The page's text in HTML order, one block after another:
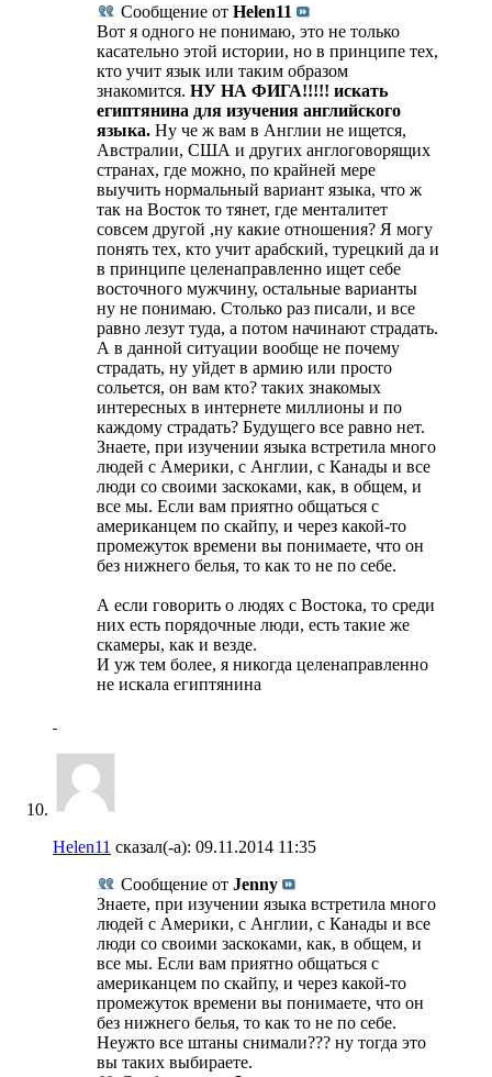
Сообщение от Helen11
Вот я одного не понимаю, это не только
касательно этой истории, но в принципе тех,
кто учит язык или таким образом
знакомится. НУ НА ФИГА!!!!! искать
египтянина для изучения английского
языка. Ну че ж вам в Англии не ищется,
Австралии, США и других англоговорящих
странах, где можно, по крайней мере
выучить нормальный вариант языка, что ж
так на Восток то тянет, где менталитет
совсем другой ,ну какие отношения? Я могу
понять тех, кто учит арабский, турецкий да и
в принципе целенаправленно ищет себе
восточного мужчину, остальные варианты
ну не понимаю. Столько раз писали, и все
равно лезут туда, а потом начинают страдать.
А в данной ситуации вообще не почему
страдать, ну уйдет в армию или просто
сольется, он вам кто? таких знакомых
интересных в интернете миллионы и по
каждому страдать? Будущего все равно нет.
Знаете, при изучении языка встретила много
людей с Америки, с Англии, с Канады и все
люди со своими заскоками, как, в общем, и
все мы. Если вам приятно общаться с
американцем по скайпу, и через какой-то
промежуток времени вы понимаете, что он
без нижнего белья, то как то не по себе.
А если говорить о людях с Востока, то среди
них есть порядочные люди, есть такие же
скамеры, как и везде.
И уж тем более, я никогда целенаправленно
не искала египтянина
Helen11 сказал(-а): 09.11.2014 11:35
Сообщение от Jenny
Знаете, при изучении языка встретила много
людей с Америки, с Англии, с Канады и все
люди со своими заскоками, как, в общем, и
все мы. Если вам приятно общаться с
американцем по скайпу, и через какой-то
промежуток времени вы понимаете, что он
без нижнего белья, то как то не по себе.
Неужто все штаны снимали??? ну тогда это
вы таких выбираете.